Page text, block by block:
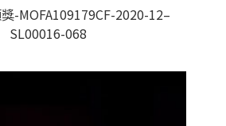
-MOFA109179CF-2020-12–
SL00016-068